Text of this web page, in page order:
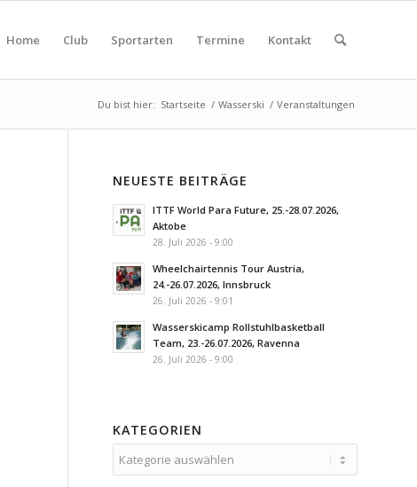
Home Club Sportarten Termine Kontakt
Du bist hier: Startseite / Wasserski / Veranstaltungen
NEUESTE BEITRÄGE
ITTF World Para Future, 25.-28.07.2026,
Aktobe
28. Juli 2026 - 9:00
Wheelchairtennis Tour Austria,
24.-26.07.2026, Innsbruck
26. Juli 2026 - 9:01
Wasserskicamp Rollstuhlbasketball
Team, 23.-26.07.2026, Ravenna
26. Juli 2026 - 9:00
KATEGORIEN